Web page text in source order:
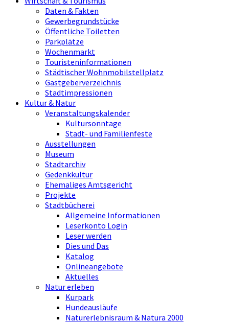
Daten & Fakten
Gewerbegrundstücke
Öffentliche Toiletten
Parkplätze
Wochenmarkt
Touristeninformationen
Städtischer Wohnmobilstellplatz
Gastgeberverzeichnis
Stadtimpressionen
Kultur & Natur
Veranstaltungskalender
Kultursonntage
Stadt- und Familienfeste
Ausstellungen
Museum
Stadtarchiv
Gedenkkultur
Ehemaliges Amtsgericht
Projekte
Stadtbücherei
Allgemeine Informationen
Leserkonto Login
Leser werden
Dies und Das
Katalog
Onlineangebote
Aktuelles
Natur erleben
Kurpark
Hundeausläufe
Naturerlebnisraum & Natura 2000